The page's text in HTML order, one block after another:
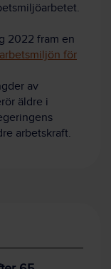
2022 fram en
för
av
äldre i
arbetskraft.